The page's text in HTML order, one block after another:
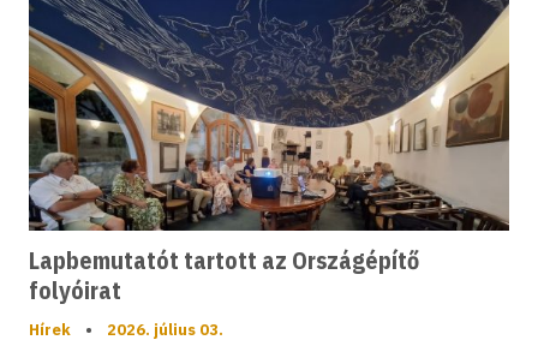
Lapbemutatót tartott az Országépítő
folyóirat
Hírek • 2026. július 03.